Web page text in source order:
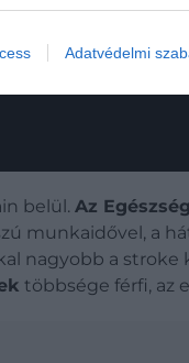
Adatvédelmi
belül. Az
munkaidővel, a
nagyobb a stroke
többsége férfi, az